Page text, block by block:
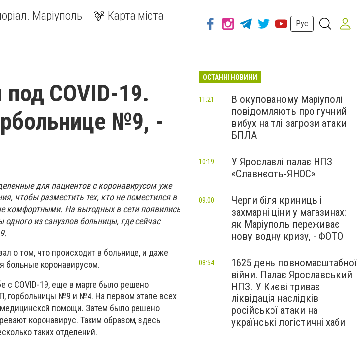
Маріуполь Карта міста
Рус
СOVID-19.
№9, -
для пациентов с коронавирусом уже
чтобы разместить тех, кто не поместился в
комфортными. На выходных в сети появились
из санузлов больницы, где сейчас
о том, что происходит в больнице, и даже
больные коронавирусом.
с СOVID-19, еще в марте было решено
горбольницы №9 и №4. На первом этапе всех
медицинской помощи. Затем было решено
коронавирус. Таким образом, здесь
таких отделений.
ОСТАННІ НОВИНИ
В окупованому Маріуполі
повідомляють про гучний
вибух на тлі загрози атаки
БПЛА
11:21
У Ярославлі палає НПЗ
«Славнєфть-ЯНОС»
10:19
Черги біля криниць і
захмарні ціни у магазинах:
як Маріуполь переживає
нову водну кризу, - ФОТО
09:00
1625 день повномасштабної
війни. Палає Ярославський
НПЗ. У Києві триває
ліквідація наслідків
російської атаки на
українські логістичні хаби
08:54